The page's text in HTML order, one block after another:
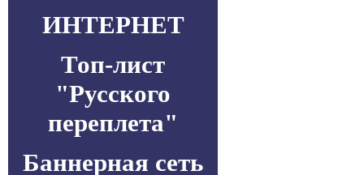
ИНТЕРНЕТ
Топ-лист
"Русского
переплета"
Баннерная сеть